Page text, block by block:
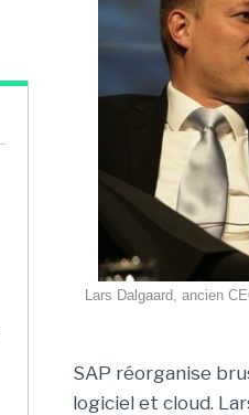
Lars Dalgaard, ancien
SAP réorganise
logiciel et cloud.